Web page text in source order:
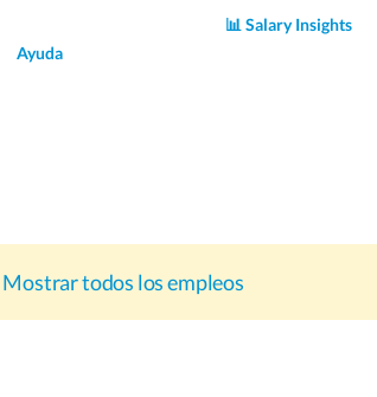
📊 Salary Insights
Ayuda
Mostrar todos los empleos